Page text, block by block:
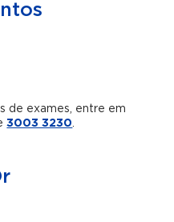
de exames, entre em
3003 3230.